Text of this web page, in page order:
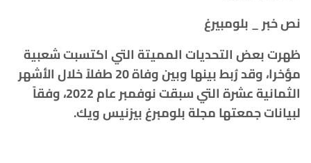
نص خبر _ بلومبيرغ
ظهرت بعض التحديات المميتة التي اكتسبت شعبية
مؤخرا، وقد رُبط بينها وبين وفاة 20 طفلاً خلال الأشهر
الثمانية عشرة التي سبقت نوفمبر عام 2022، وفقاً
لبيانات جمعتها مجلة بلومبرغ بيزنيس ويك.